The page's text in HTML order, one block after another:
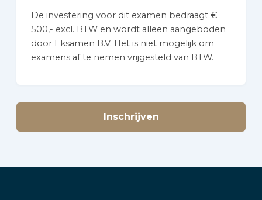
De investering voor dit examen bedraagt €
500,- excl. BTW en wordt alleen aangeboden
door Eksamen B.V. Het is niet mogelijk om
examens af te nemen vrijgesteld van BTW.
Inschrijven